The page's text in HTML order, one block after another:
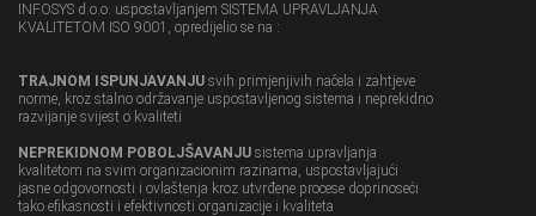
INFOSYS d.o.o. uspostavljanjem SISTEMA UPRAVLJANJA
KVALITETOM ISO 9001, opredijelio se na :
TRAJNOM ISPUNJAVANJU svih primjenjivih načela i zahtjeve
norme, kroz stalno održavanje uspostavljenog sistema i neprekidno
razvijanje svijest o kvaliteti
NEPREKIDNOM POBOLJŠAVANJU sistema upravljanja
kvalitetom na svim organizacionim razinama, uspostavljajući
jasne odgovornosti i ovlaštenja kroz utvrđene procese doprinoseći
tako efikasnosti i efektivnosti organizacije i kvaliteta